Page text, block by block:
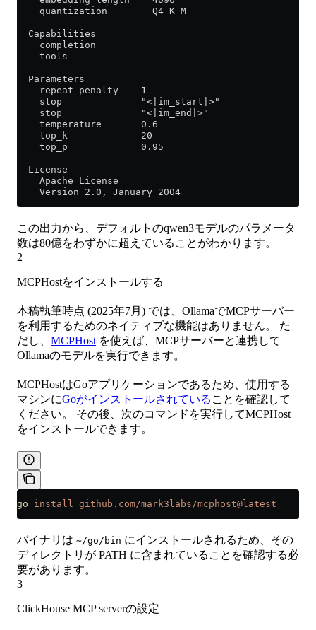
    quantization        Q4_K_M
  Capabilities
    completion
    tools
  Parameters
    repeat_penalty    1
    stop              "<|im_start|>"
    stop              "<|im_end|>"
    temperature       0.6
    top_k             20
    top_p             0.95
  License
    Apache License
    Version 2.0, January 2004
この出力から、デフォルトのqwen3モデルのパラメータ
数は80億をわずかに超えていることがわかります。
2
MCPHostをインストールする
本稿執筆時点 (2025年7月) では、OllamaでMCPサーバー
を利用するためのネイティブな機能はありません。 た
だし、 MCPHost を使えば、MCPサーバーと連携して
Ollamaのモデルを実行できます。
MCPHostはGoアプリケーションであるため、使用する
マシンにGoがインストールされている ことを確認して
ください。 その後、次のコマンドを実行してMCPHost
をインストールできます。
go install github.com/mark3labs/mcphost@latest
バイナリは ~/go/bin にインストールされるため、その
ディレクトリが PATH に含まれていることを確認する必
要があります。
3
ClickHouse MCP serverの設定